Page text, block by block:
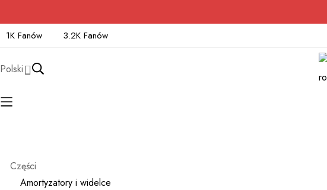
1K Fanów
3.2K Fanów
Polski
Części
Amortyzatory i widelce